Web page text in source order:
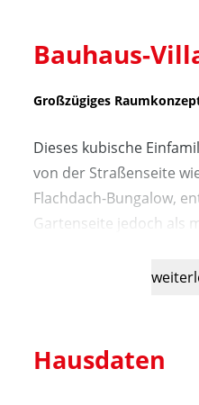
Bauhaus-
Großzügiges
Dieses kubische
von der Straßenseite
Flachdach-Bungalow,
Gartenseite jedoch als
Akzentverkleidung,
Taunus.
Hausdaten